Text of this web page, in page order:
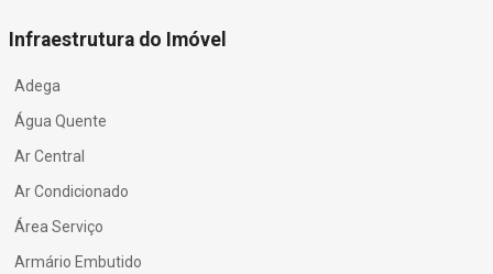
Infraestrutura do Imóvel
Adega
Água Quente
Ar Central
Ar Condicionado
Área Serviço
Armário Embutido